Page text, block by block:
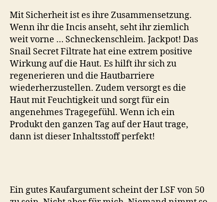
Mit Sicherheit ist es ihre Zusammensetzung.
Wenn ihr die Incis anseht, seht ihr ziemlich
weit vorne … Schneckenschleim. Jackpot! Das
Snail Secret Filtrate hat eine extrem positive
Wirkung auf die Haut. Es hilft ihr sich zu
regenerieren und die Hautbarriere
wiederherzustellen. Zudem versorgt es die
Haut mit Feuchtigkeit und sorgt für ein
angenehmes Tragegefühl. Wenn ich ein
Produkt den ganzen Tag auf der Haut trage,
dann ist dieser Inhaltsstoff perfekt!
Ein gutes Kaufargument scheint der LSF von 50